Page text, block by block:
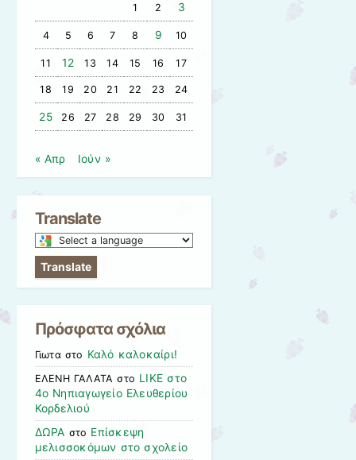
1 2 3
4 5 6 7 8 9 10
11 12 13 14 15 16 17
18 19 20 21 22 23 24
25 26 27 28 29 30 31
« Απρ Ιούν »
Translate
Select
a
language
this
Translate
Πρόσφατα σχόλια
Γιωταστο Καλό καλοκαίρι!
ΕΛΕΝΗ ΓΑΛΑΤΑ στο LIKE στο
4ο Νηπιαγωγείο Ελευθερίου
Κορδελιού
ΔΩΡΑ στο Επίσκεψη
μελισσοκόμων στο σχολείο